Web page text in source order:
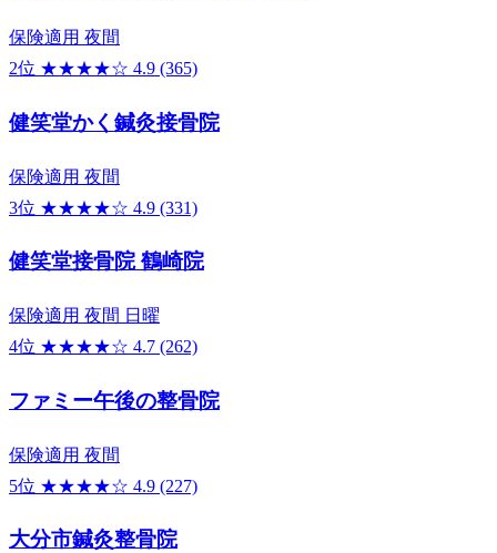
保険適用 夜間
2位 ★★★★☆ 4.9 (365)
健笑堂かく鍼灸接骨院
保険適用 夜間
3位 ★★★★☆ 4.9 (331)
健笑堂接骨院 鶴崎院
保険適用 夜間 日曜
4位 ★★★★☆ 4.7 (262)
ファミー午後の整骨院
保険適用 夜間
5位 ★★★★☆ 4.9 (227)
大分市鍼灸整骨院